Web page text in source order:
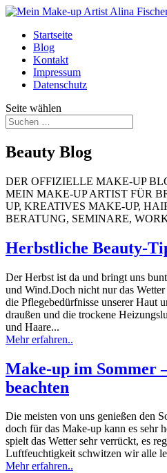
Startseite
Blog
Kontakt
Impressum
Datenschutz
Seite wählen
Beauty Blog
DER OFFIZIELLE MAKE-UP
MEIN MAKE-UP ARTIST FÜR
UP, KREATIVES MAKE-UP,
BERATUNG, SEMINARE,
Herbstliche Beauty-
Der Herbst ist da und bringt uns
und Wind.Doch nicht nur das
die Pflegebedürfnisse unserer Haut
draußen und die trockene
und Haare...
Mehr erfahren..
Make-up im Sommer
beachten
Die meisten von uns genießen den
doch für das Make-up kann es sehr
spielt das Wetter sehr verrückt, es
Luftfeuchtigkeit schwitzen wir alle
Mehr erfahren..